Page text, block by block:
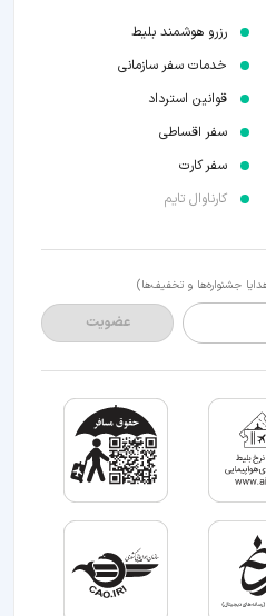
رزرو هوشمند بلیط
خدمات سفر سازمانی
قوانین استرداد
سفر اقساطی
سفر کارت
کارناوال تایم
جشنواره‌ها و تخفیف‌ها)
عضویت